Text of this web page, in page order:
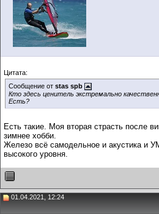
Цитата:
Сообщение от stas spb
Кто здесь ценитель экстремально
Есть?
Есть такие. Моя вторая страсть после
зимнее хобби.
Железо всё самодельное и акустика и
высокого уровня.
01.04.2021, 12:24